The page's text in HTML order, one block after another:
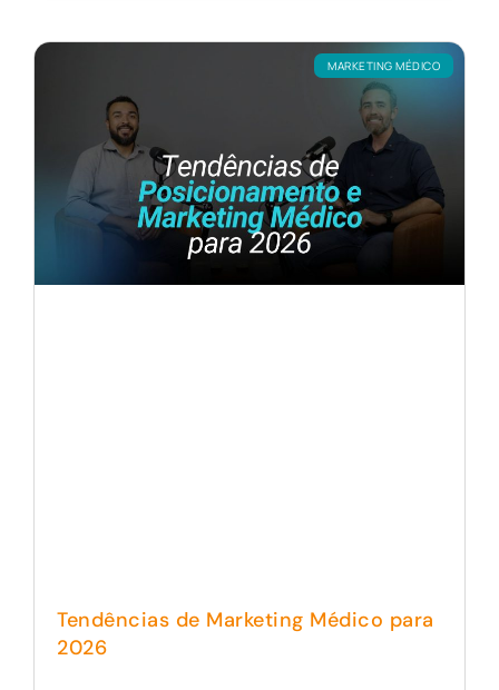
MARKETING MÉDICO
Tendências de Marketing Médico para
2026